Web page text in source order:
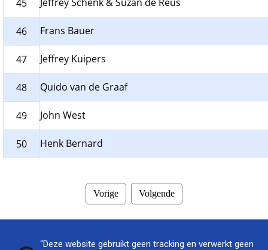
45
46 Frans Bauer
47 Jeffrey Kuipers
48 Quido van de Graaf
49 John West
50 Henk Bernard
Vorige Volgende
“Deze website gebruikt geen tracking en verwerkt geen